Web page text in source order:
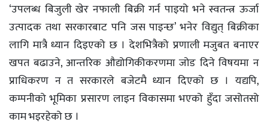
‘उपलब्ध बिजुली खेर नफाली बिक्री गर्न पाइयो भने स्वतन्त्र ऊर्जा
उत्पादक तथा सरकारबाट पनि जस पाइन्छ’ भनेर विद्युत् बिक्रीका
लागि मात्रै ध्यान दिइएको छ । देशभित्रैको प्रणाली मजुबत बनाएर
खपत बढाउने, आन्तरिक औद्योगिकीकरणमा जोड दिने विषयमा न
प्राधिकरण न त सरकारले बजेटमै ध्यान दिएको छ । यद्यपि,
कम्पनीको भूमिका प्रसारण लाइन विकासमा भएको हुँदा जसोतसो
काम भइरहेको छ ।